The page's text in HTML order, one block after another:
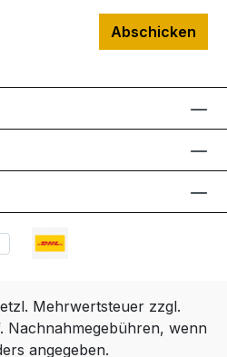
Abschicken
Mehrwertsteuer zzgl.
Nachnahmegebühren, wenn
angegeben.